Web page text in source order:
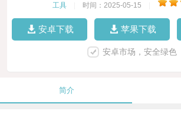
工具 时间：2025-05-15
安卓下载 苹果下载
安卓市场，安全绿色
简介